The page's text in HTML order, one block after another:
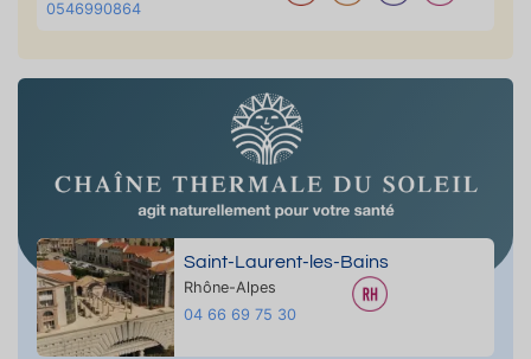
0546990864
Saint-Laurent-les-Bains
Rhône-Alpes
04 66 69 75 30